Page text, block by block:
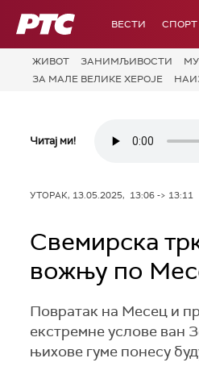
РТС ВЕСТИ СПОРТ
ЖИВОТ ЗАНИМЉИВОСТИ
ЗА МАЛЕ ВЕЛИКЕ ХЕРОЈЕ
Читај ми!
УТОРАК, 13.05.2025, 13:06 -> 13:11
Свемирска
вожњу по
Повратак на Месец и
екстремне услове ван
њихове гуме понесу